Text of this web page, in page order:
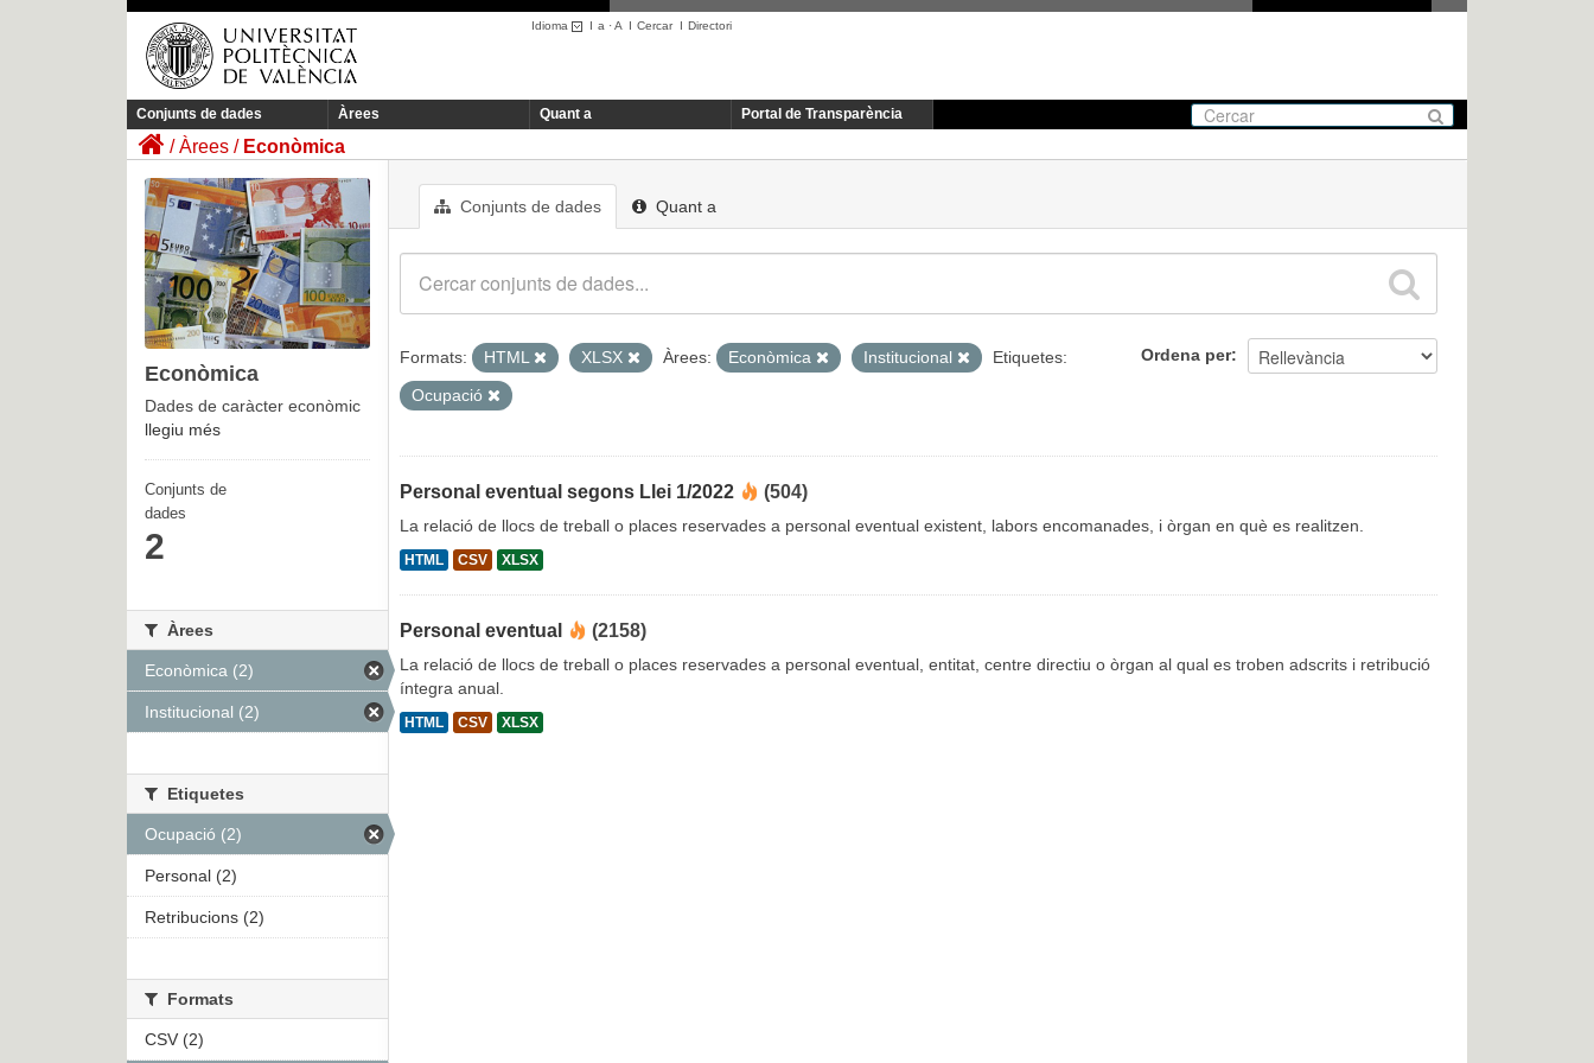
Idioma I a ·A I CercarI Directori
Conjunts de dades Àrees Quant a Portal de Transparència
Àrees Econòmica
Conjunts de dades Quant a
Ordena per
Formats: HTML XLSX Àrees: Econòmica Institucional
Etiquetes:
Ocupació
Personal eventual segons Llei 1/2022 (504)
La relació de llocs de treball o places reservades a personal eventual existent, labors encomanades, i òrgan en què es realitzen.
HTML CSV XLSX
Personal eventual (2158)
La relació de llocs de treball o places reservades a personal eventual, entitat, centre directiu o òrgan al qual es troben adscrits i retribució
íntegra anual.
HTML CSV XLSX
Econòmica
Dades de caràcter econòmic
llegiu més
Conjunts de
dades
2
Àrees
Econòmica (2)
Institucional (2)
Etiquetes
Ocupació (2)
Personal (2)
Retribucions (2)
Formats
CSV (2)